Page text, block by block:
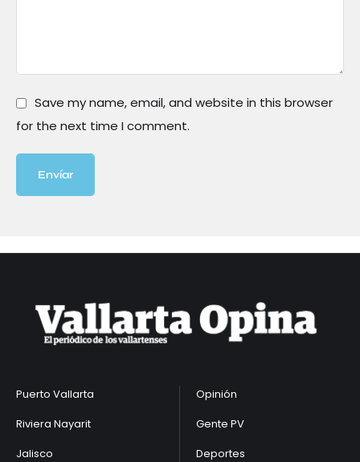
Save my name, email, and website in this browser
for the next time I comment.
Envíar
Puerto Vallarta
Riviera Nayarit
Jalisco
Opinión
Gente PV
Deportes